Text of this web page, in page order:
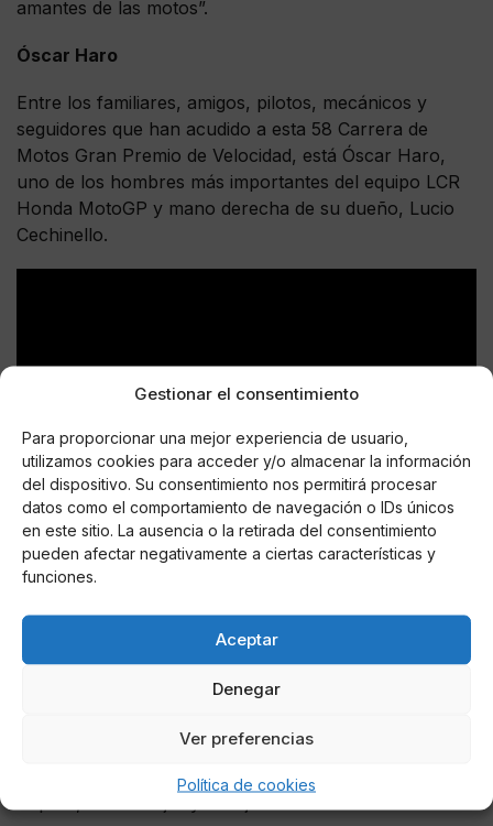
Gestionar el consentimiento
Para proporcionar una mejor experiencia de usuario,
utilizamos cookies para acceder y/o almacenar la información
del dispositivo. Su consentimiento nos permitirá procesar
datos como el comportamiento de navegación o IDs únicos
en este sitio. La ausencia o la retirada del consentimiento
pueden afectar negativamente a ciertas características y
funciones.
Aceptar
Denegar
Ver preferencias
Política de cookies
amantes de las motos”.
Óscar Haro
Entre los familiares, amigos, pilotos, mecánicos y
seguidores que han acudido a esta 58 Carrera de
Motos Gran Premio de Velocidad, está Óscar Haro,
uno de los hombres más importantes del equipo LCR
Honda MotoGP y mano derecha de su dueño, Lucio
Cechinello.
Óscar Haro, amigo de Ángel Nieto y de toda la familia,
estuvo en todo momento afable, cariñoso,
colaborador. Una maravilla de persona. Un placer
conocerle y conversar con él.
Muchos son los pilotos que han acudido al homenaje;
unos veteranos y otros, jóvenes, como Miguel Ángel
Fernández Vidal, de Ponferrada (León) que, a sus 31
pruebas nacionales y disfruta del rugir del motor,
como de la compañía, en todos los campeonatos que